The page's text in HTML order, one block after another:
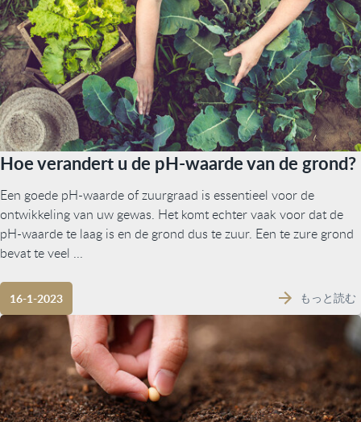
Hoe verandert u de pH-waarde van de grond?
Een goede pH-waarde of zuurgraad is essentieel voor de
ontwikkeling van uw gewas. Het komt echter vaak voor dat de
pH-waarde te laag is en de grond dus te zuur. Een te zure grond
bevat te veel ...
16-1-2023 もっと読む